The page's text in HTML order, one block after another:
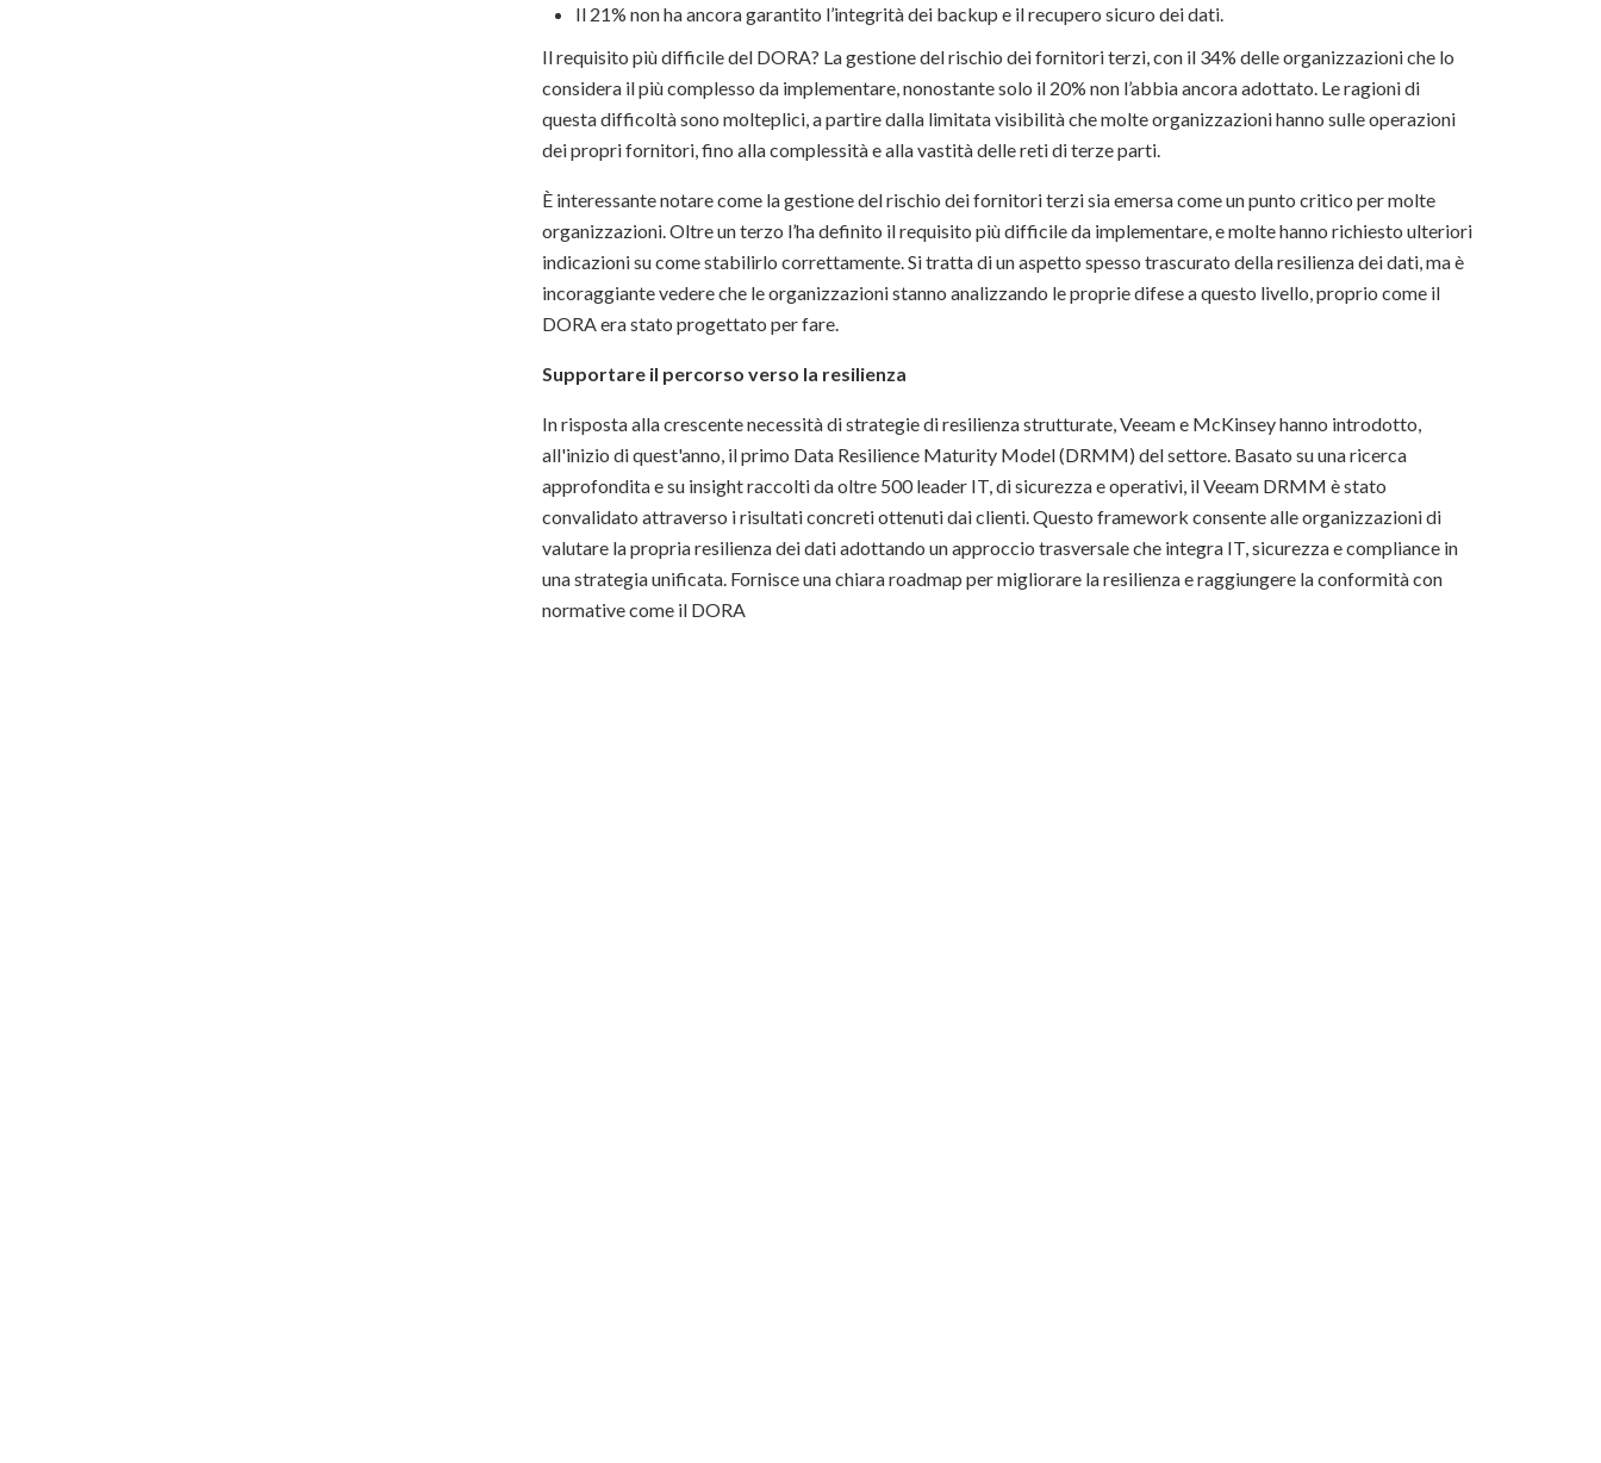
Il 21% non ha ancora garantito l’integrità dei backup e il recupero sicuro dei dati.
Il requisito più difficile del DORA? La gestione del rischio dei fornitori terzi, con il 34% delle organizzazioni che lo
considera il più complesso da implementare, nonostante solo il 20% non l’abbia ancora adottato. Le ragioni di
questa difficoltà sono molteplici, a partire dalla limitata visibilità che molte organizzazioni hanno sulle operazioni
dei propri fornitori, fino alla complessità e alla vastità delle reti di terze parti.
È interessante notare come la gestione del rischio dei fornitori terzi sia emersa come un punto critico per molte
organizzazioni. Oltre un terzo l’ha definito il requisito più difficile da implementare, e molte hanno richiesto ulteriori
indicazioni su come stabilirlo correttamente. Si tratta di un aspetto spesso trascurato della resilienza dei dati, ma è
incoraggiante vedere che le organizzazioni stanno analizzando le proprie difese a questo livello, proprio come il
DORA era stato progettato per fare.
Supportare il percorso verso la resilienza
In risposta alla crescente necessità di strategie di resilienza strutturate, Veeam e McKinsey hanno introdotto,
all'inizio di quest'anno, il primo Data Resilience Maturity Model (DRMM) del settore. Basato su una ricerca
approfondita e su insight raccolti da oltre 500 leader IT, di sicurezza e operativi, il Veeam DRMM è stato
convalidato attraverso i risultati concreti ottenuti dai clienti. Questo framework consente alle organizzazioni di
valutare la propria resilienza dei dati adottando un approccio trasversale che integra IT, sicurezza e compliance in
una strategia unificata. Fornisce una chiara roadmap per migliorare la resilienza e raggiungere la conformità con
normative come il DORA